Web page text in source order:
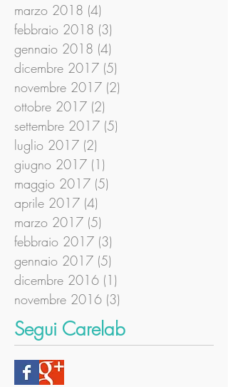
marzo 2018 (4)
febbraio 2018 (3)
gennaio 2018 (4)
dicembre 2017 (5)
novembre 2017 (2)
ottobre 2017 (2)
settembre 2017 (5)
luglio 2017 (2)
giugno 2017 (1)
maggio 2017 (5)
aprile 2017 (4)
marzo 2017 (5)
febbraio 2017 (3)
gennaio 2017 (5)
dicembre 2016 (1)
novembre 2016 (3)
Segui Carelab